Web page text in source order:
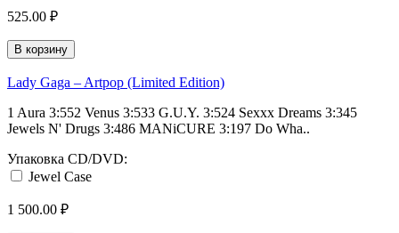
525.00 ₽
В корзину
Lady Gaga ‎– Artpop (Limited Edition)
1 Aura 3:552 Venus 3:533 G.U.Y. 3:524 Sexxx Dreams 3:345
Jewels N' Drugs 3:486 MANiCURE 3:197 Do Wha..
Упаковка CD/DVD:
Jewel Case
1 500.00 ₽